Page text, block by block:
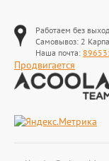
Работаем без
Самовывоз: 2
Наша почта:
Продвигается